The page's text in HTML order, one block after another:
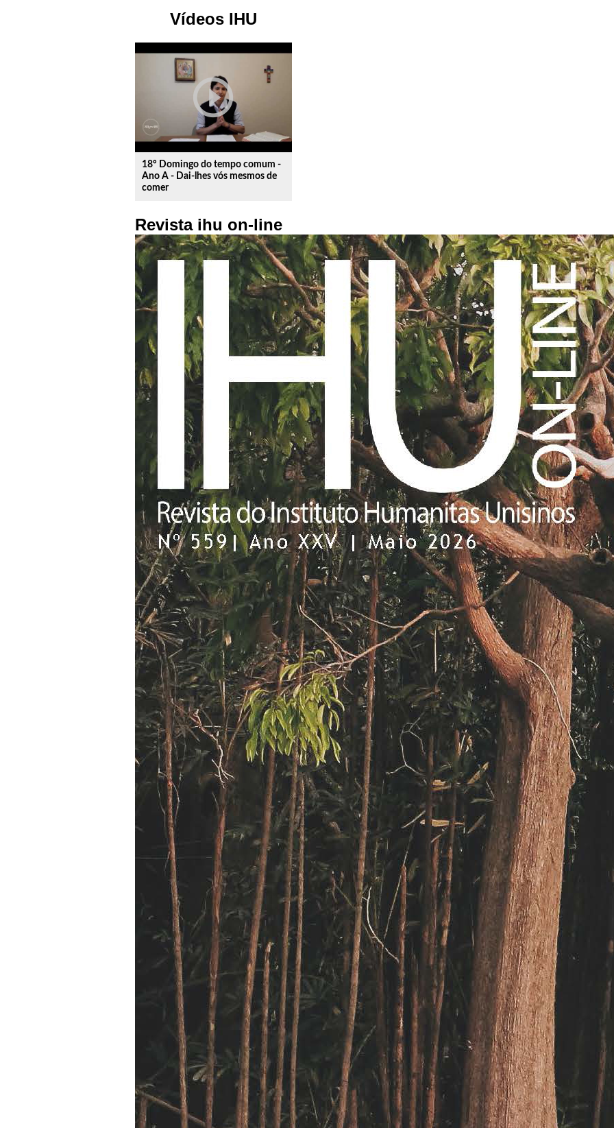
Vídeos IHU
play_circle_outline
18º Domingo do tempo comum -
Ano A - Dai-lhes vós mesmos de
comer
Revista ihu on-line